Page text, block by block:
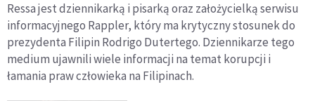
Ressa jest dziennikarką i pisarką oraz założycielką serwisu
informacyjnego Rappler, który ma krytyczny stosunek do
prezydenta Filipin Rodrigo Dutertego. Dziennikarze tego
medium ujawnili wiele informacji na temat korupcji i
łamania praw człowieka na Filipinach.